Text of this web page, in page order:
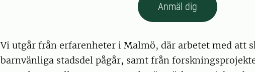
Anmäl dig
Vi utgår från erfarenheter i Malmö, där arbetet med att
barnvänliga stadsdel pågår, samt från